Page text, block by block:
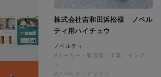
株式会社吉和田浜松様 ノベル
ティ用ハイチュウ
ノベルティ
#メーカー・製造業・工業・インフ
ラ
#ノベルティデザイン